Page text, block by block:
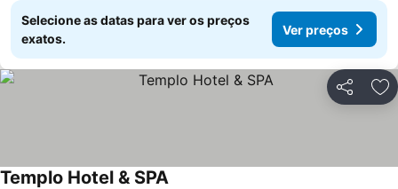
Selecione as datas para ver os preços
exatos.
Ver preços
Partilhar
Templo Hotel & SPA